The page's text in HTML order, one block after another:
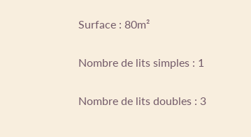
Surface : 80m²
Nombre de lits simples : 1
Nombre de lits doubles : 3